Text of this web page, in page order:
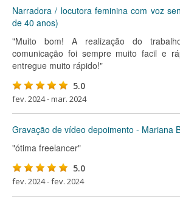
Narradora / locutora feminina com voz
de 40 anos)
"Muito bom! A realização do
comunicação foi sempre muito facil e
entregue muito rápido!"
5.0
fev. 2024 - mar. 2024
Gravação de vídeo depoimento - Mariana
"ótima freelancer"
5.0
fev. 2024 - fev. 2024